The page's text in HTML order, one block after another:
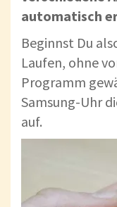
automatisch
Beginnst Du
Laufen, ohne
Programm
Samsung-Uhr
auf.